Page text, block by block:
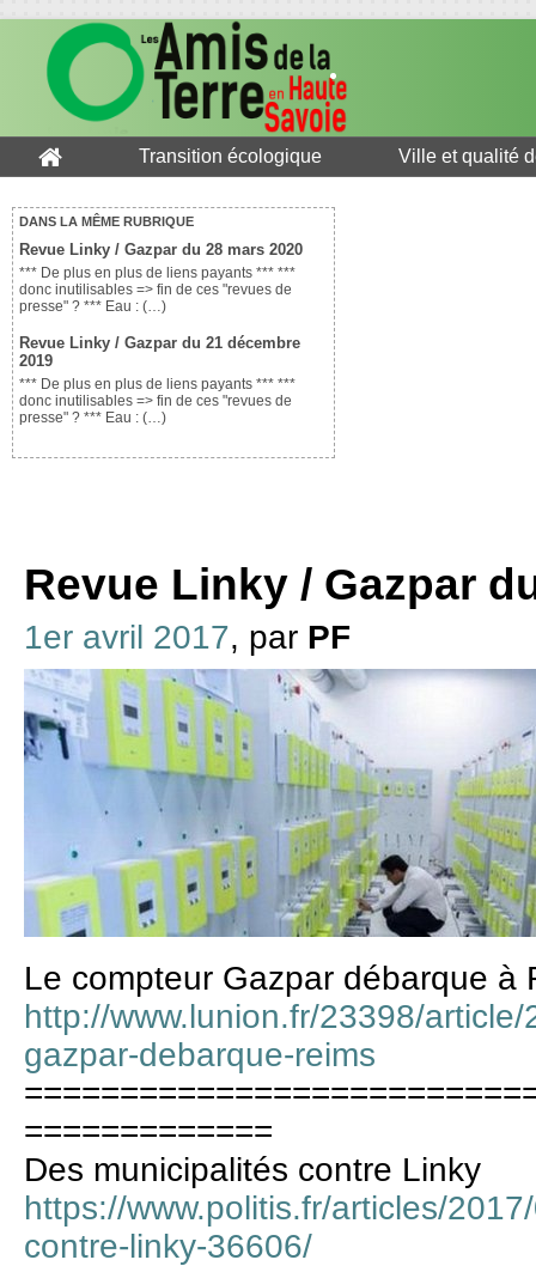
Transition écologique Ville et qualité
DANS LA MÊME RUBRIQUE
Revue Linky / Gazpar du 28 mars 2020
*** De plus en plus de liens payants *** ***
donc inutilisables => fin de ces "revues de
presse" ? *** Eau : (…)
Revue Linky / Gazpar du 21 décembre
2019
*** De plus en plus de liens payants *** ***
donc inutilisables => fin de ces "revues de
presse" ? *** Eau : (…)
Revue Linky / Gazpar
1er avril 2017, par PF
Le compteur Gazpar débarque à
http://www.lunion.fr/23398/
gazpar-debarque-reims
=============
Des municipalités contre Linky
https://www.politis.fr/articles/
contre-linky-36606/